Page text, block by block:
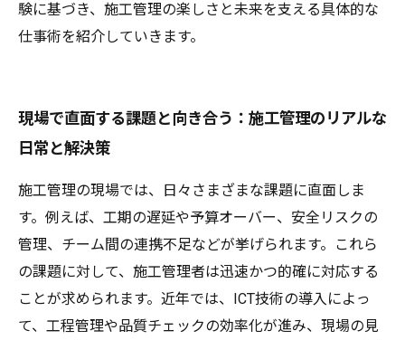
験に基づき、施工管理の楽しさと未来を支える具体的な
仕事術を紹介していきます。
現場で直面する課題と向き合う：施工管理のリアルな
日常と解決策
施工管理の現場では、日々さまざまな課題に直面しま
す。例えば、工期の遅延や予算オーバー、安全リスクの
管理、チーム間の連携不足などが挙げられます。これら
の課題に対して、施工管理者は迅速かつ的確に対応する
ことが求められます。近年では、ICT技術の導入によっ
て、工程管理や品質チェックの効率化が進み、現場の見